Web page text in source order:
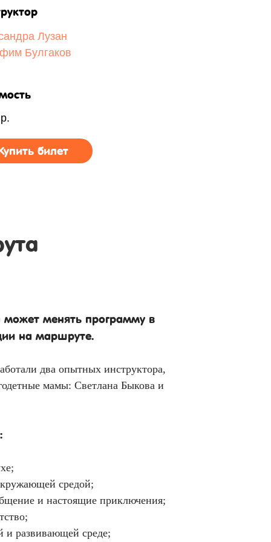
билет
Лузан
Булгаков
может менять программу в
на маршруте.
два опытных инструктора,
мамы: Светлана Быкова и
средой;
и настоящие приключения;
и развивающей среде;